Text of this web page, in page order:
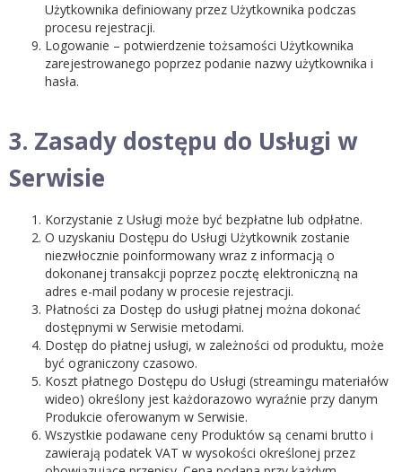
Użytkownika definiowany przez Użytkownika podczas
procesu rejestracji.
Logowanie – potwierdzenie tożsamości Użytkownika
zarejestrowanego poprzez podanie nazwy użytkownika i
hasła.
3. Zasady dostępu do Usługi w
Serwisie
Korzystanie z Usługi może być bezpłatne lub odpłatne.
O uzyskaniu Dostępu do Usługi Użytkownik zostanie
niezwłocznie poinformowany wraz z informacją o
dokonanej transakcji poprzez pocztę elektroniczną na
adres e-mail podany w procesie rejestracji.
Płatności za Dostęp do usługi płatnej można dokonać
dostępnymi w Serwisie metodami.
Dostęp do płatnej usługi, w zależności od produktu, może
być ograniczony czasowo.
Koszt płatnego Dostępu do Usługi (streamingu materiałów
wideo) określony jest każdorazowo wyraźnie przy danym
Produkcie oferowanym w Serwisie.
Wszystkie podawane ceny Produktów są cenami brutto i
zawierają podatek VAT w wysokości określonej przez